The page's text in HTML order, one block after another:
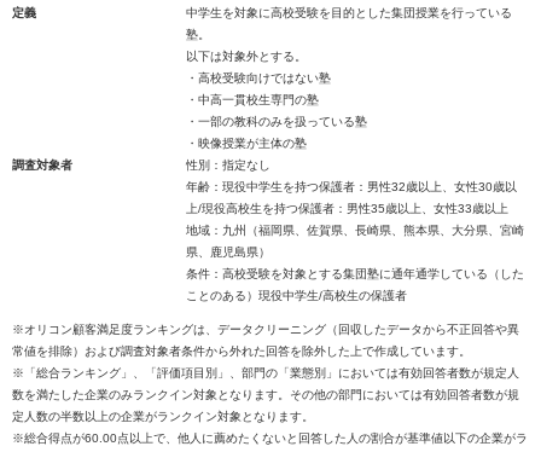
定義
中学生を対象に高校受験を目的とした集団授業を行っている
塾。
以下は対象外とする。
・高校受験向けではない塾
・中高一貫校生専門の塾
・一部の教科のみを扱っている塾
・映像授業が主体の塾
調査対象者
性別：指定なし
年齢：現役中学生を持つ保護者：男性32歳以上、女性30歳以
上/現役高校生を持つ保護者：男性35歳以上、女性33歳以上
地域：九州（福岡県、佐賀県、長崎県、熊本県、大分県、宮崎
県、鹿児島県）
条件：高校受験を対象とする集団塾に通年通学している（した
ことのある）現役中学生/高校生の保護者
※オリコン顧客満足度ランキングは、データクリーニング（回収したデータから不正回答や異
常値を排除）および調査対象者条件から外れた回答を除外した上で作成しています。
※「総合ランキング」、「評価項目別」、部門の「業態別」においては有効回答者数が規定人
数を満たした企業のみランクイン対象となります。その他の部門においては有効回答者数が規
定人数の半数以上の企業がランクイン対象となります。
※総合得点が60.00点以上で、他人に薦めたくないと回答した人の割合が基準値以下の企業がラ